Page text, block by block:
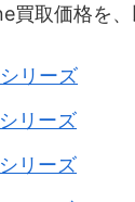
買取価格を
リーズ
リーズ
リーズ